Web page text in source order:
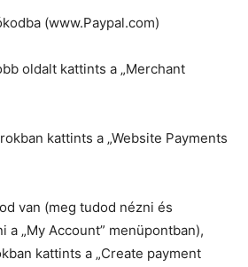
(www.Paypal.com)
oldalt kattints a „Merchant
kattints a „Website Payments
van (meg tudod nézni és
a „My Account” menüpontban),
kattints a „Create payment